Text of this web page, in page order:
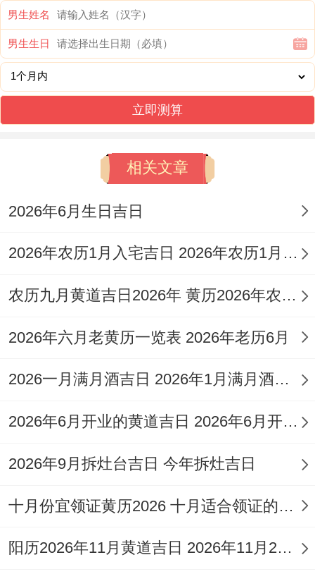
农历：丙午年四月十七日
天干地支：丙午 癸巳 壬戌
【宜】结婚 嫁娶、纳采、订婚 订盟、会亲
友、安机械、结网、冠笄、祭拜 祭祀
【冲】冲牛（乙丑）| 岁破方位:西方
【九星吉凶】七赤破军星（退气口舌星）
冠笄
✗首要规避:商铺开张、动土修建
✗次要规避:丧事操办、火化安葬
吉时:巳时（9:00-11:00）建议再此区间完成
核心仪式
男生姓名
男生生日
立即测算
相关文章
2026年6月生日吉日
2026年农历1月入宅吉日 2026年农历1月入宅最好的日子
农历九月黄道吉日2026年 黄历2026年农历九月黄道吉日查询
2026年六月老黄历一览表 2026年老历6月
2026一月满月酒吉日 2026年1月满月酒吉日
2026年6月开业的黄道吉日 2026年6月开业黄道吉日查询
2026年9月拆灶台吉日 今年拆灶吉日
十月份宜领证黄历2026 十月适合领证的好日子2026年
阳历2026年11月黄道吉日 2026年11月26日阳历黄道吉日